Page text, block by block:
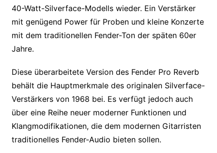
40-Watt-Silverface-Modells wieder. Ein Verstärker
mit genügend Power für Proben und kleine Konzerte
mit dem traditionellen Fender-Ton der späten 60er
Jahre.
Diese überarbeitete Version des Fender Pro Reverb
behält die Hauptmerkmale des originalen Silverface-
Verstärkers von 1968 bei. Es verfügt jedoch auch
über eine Reihe neuer moderner Funktionen und
Klangmodifikationen, die dem modernen Gitarristen
traditionelles Fender-Audio bieten sollen.